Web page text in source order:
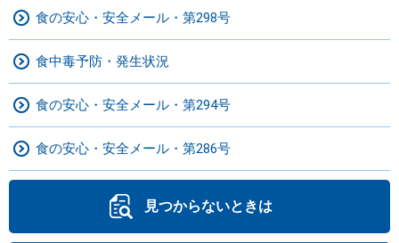
食の安心・安全メール・第298号
食中毒予防・発生状況
食の安心・安全メール・第294号
食の安心・安全メール・第286号
見つからないときは